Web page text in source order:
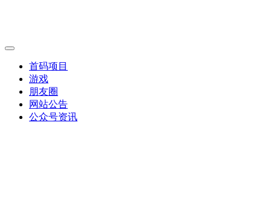
首码项目
游戏
朋友圈
网站公告
公众号资讯